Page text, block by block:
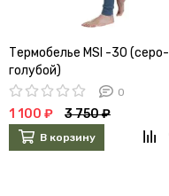
Термобелье MSI -30 (серо-
голубой)
0
1 100 ₽ 3 750 ₽
В корзину